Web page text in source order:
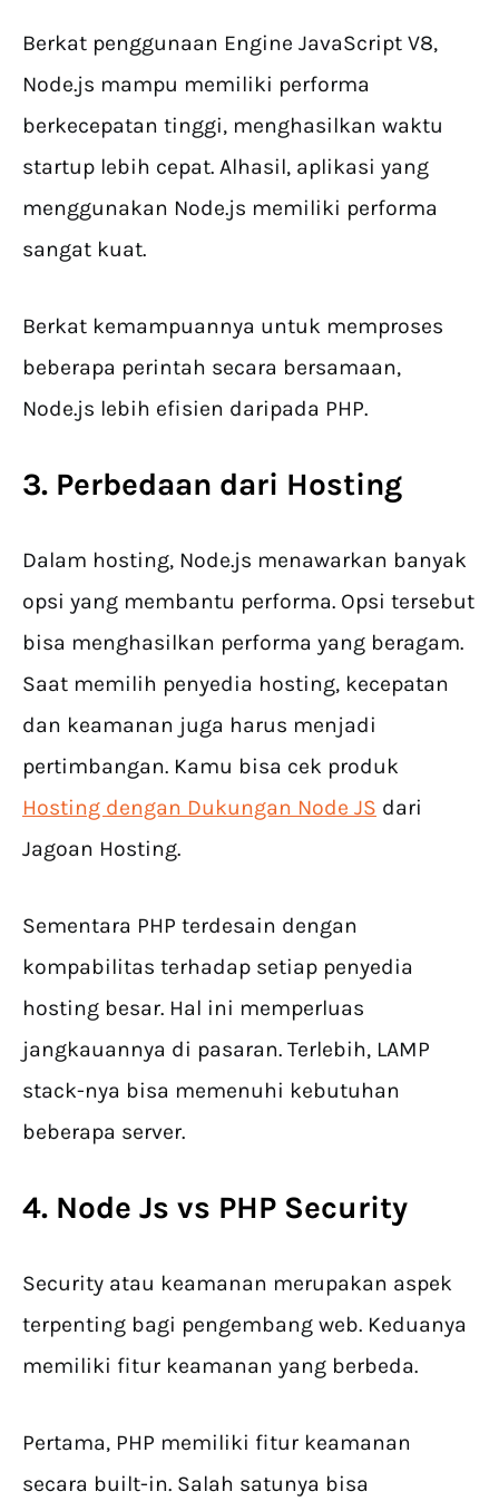
Berkat penggunaan Engine JavaScript V8,
Node.js mampu memiliki performa
berkecepatan tinggi, menghasilkan waktu
startup lebih cepat. Alhasil, aplikasi yang
menggunakan Node.js memiliki performa
sangat kuat.
Berkat kemampuannya untuk memproses
beberapa perintah secara bersamaan,
Node.js lebih efisien daripada PHP.
3. Perbedaan dari Hosting
Dalam hosting, Node.js menawarkan banyak
opsi yang membantu performa. Opsi tersebut
bisa menghasilkan performa yang beragam.
Saat memilih penyedia hosting, kecepatan
dan keamanan juga harus menjadi
pertimbangan. Kamu bisa cek produk
Hosting dengan Dukungan Node JS dari
Jagoan Hosting.
Sementara PHP terdesain dengan
kompabilitas terhadap setiap penyedia
hosting besar. Hal ini memperluas
jangkauannya di pasaran. Terlebih, LAMP
stack-nya bisa memenuhi kebutuhan
beberapa server.
4. Node Js vs PHP Security
Security atau keamanan merupakan aspek
terpenting bagi pengembang web. Keduanya
memiliki fitur keamanan yang berbeda.
Pertama, PHP memiliki fitur keamanan
secara built-in. Salah satunya bisa